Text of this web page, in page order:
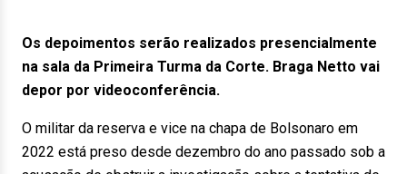
Os depoimentos serão realizados presencialmente
na sala da Primeira Turma da Corte. Braga Netto vai
depor por videoconferência.
O militar da reserva e vice na chapa de Bolsonaro em
2022 está preso desde dezembro do ano passado sob a